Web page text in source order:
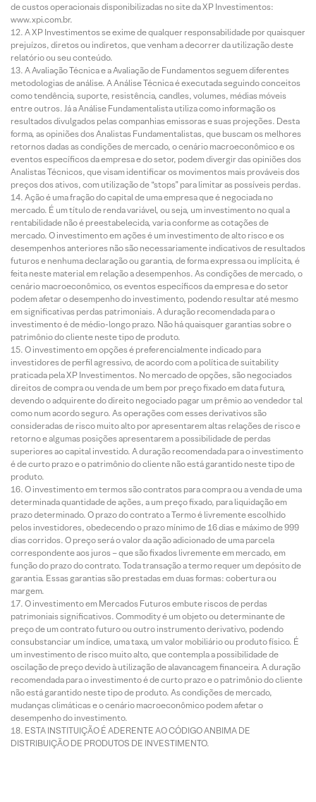
de custos operacionais disponibilizadas no site da XP Investimentos:
www.xpi.com.br.
A XP Investimentos se exime de qualquer responsabilidade por quaisquer
prejuízos, diretos ou indiretos, que venham a decorrer da utilização deste
relatório ou seu conteúdo.
A Avaliação Técnica e a Avaliação de Fundamentos seguem diferentes
metodologias de análise. A Análise Técnica é executada seguindo conceitos
como tendência, suporte, resistência, candles, volumes, médias móveis
entre outros. Já a Análise Fundamentalista utiliza como informação os
resultados divulgados pelas companhias emissoras e suas projeções. Desta
forma, as opiniões dos Analistas Fundamentalistas, que buscam os melhores
retornos dadas as condições de mercado, o cenário macroeconômico e os
eventos específicos da empresa e do setor, podem divergir das opiniões dos
Analistas Técnicos, que visam identificar os movimentos mais prováveis dos
preços dos ativos, com utilização de “stops” para limitar as possíveis perdas.
Ação é uma fração do capital de uma empresa que é negociada no
mercado. É um título de renda variável, ou seja, um investimento no qual a
rentabilidade não é preestabelecida, varia conforme as cotações de
mercado. O investimento em ações é um investimento de alto risco e os
desempenhos anteriores não são necessariamente indicativos de resultados
futuros e nenhuma declaração ou garantia, de forma expressa ou implícita, é
feita neste material em relação a desempenhos. As condições de mercado, o
cenário macroeconômico, os eventos específicos da empresa e do setor
podem afetar o desempenho do investimento, podendo resultar até mesmo
em significativas perdas patrimoniais. A duração recomendada para o
investimento é de médio-longo prazo. Não há quaisquer garantias sobre o
patrimônio do cliente neste tipo de produto.
O investimento em opções é preferencialmente indicado para
investidores de perfil agressivo, de acordo com a política de suitability
praticada pela XP Investimentos. No mercado de opções, são negociados
direitos de compra ou venda de um bem por preço fixado em data futura,
devendo o adquirente do direito negociado pagar um prêmio ao vendedor tal
como num acordo seguro. As operações com esses derivativos são
consideradas de risco muito alto por apresentarem altas relações de risco e
retorno e algumas posições apresentarem a possibilidade de perdas
superiores ao capital investido. A duração recomendada para o investimento
é de curto prazo e o patrimônio do cliente não está garantido neste tipo de
produto.
O investimento em termos são contratos para compra ou a venda de uma
determinada quantidade de ações, a um preço fixado, para liquidação em
prazo determinado. O prazo do contrato a Termo é livremente escolhido
pelos investidores, obedecendo o prazo mínimo de 16 dias e máximo de 999
dias corridos. O preço será o valor da ação adicionado de uma parcela
correspondente aos juros – que são fixados livremente em mercado, em
função do prazo do contrato. Toda transação a termo requer um depósito de
garantia. Essas garantias são prestadas em duas formas: cobertura ou
margem.
O investimento em Mercados Futuros embute riscos de perdas
patrimoniais significativos. Commodity é um objeto ou determinante de
preço de um contrato futuro ou outro instrumento derivativo, podendo
consubstanciar um índice, uma taxa, um valor mobiliário ou produto físico. É
um investimento de risco muito alto, que contempla a possibilidade de
oscilação de preço devido à utilização de alavancagem financeira. A duração
recomendada para o investimento é de curto prazo e o patrimônio do cliente
não está garantido neste tipo de produto. As condições de mercado,
mudanças climáticas e o cenário macroeconômico podem afetar o
desempenho do investimento.
ESTA INSTITUIÇÃO É ADERENTE AO CÓDIGO ANBIMA DE
DISTRIBUIÇÃO DE PRODUTOS DE INVESTIMENTO.